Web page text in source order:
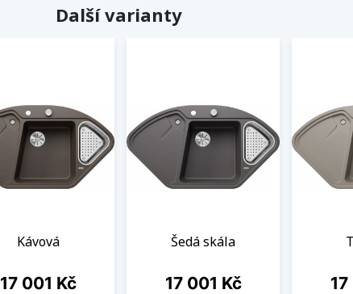
Další varianty
Kávová
Cena
17 001 Kč
Šedá skála
Cena
17 001 Kč